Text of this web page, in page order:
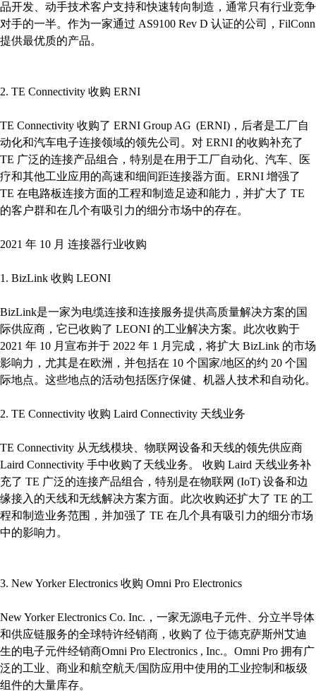
品开发、动手技术客户支持和快速转向制造，通常只有行业竞争
对手的一半。作为一家通过 AS9100 Rev D 认证的公司，FilConn
提供最优质的产品。
2. TE Connectivity 收购 ERNI
TE Connectivity 收购了 ERNI Group AG (ERNI)，后者是工厂自
动化和汽车电子连接领域的领先公司。对 ERNI 的收购补充了
TE 广泛的连接产品组合，特别是在用于工厂自动化、汽车、医
疗和其他工业应用的高速和细间距连接器方面。ERNI 增强了
TE 在电路板连接方面的工程和制造足迹和能力，并扩大了 TE
的客户群和在几个有吸引力的细分市场中的存在。
2021 年 10 月 连接器行业收购
1. BizLink 收购 LEONI
BizLink是一家为电缆连接和连接服务提供高质量解决方案的国
际供应商，它已收购了 LEONI 的工业解决方案。此次收购于
2021 年 10 月宣布并于 2022 年 1 月完成，将扩大 BizLink 的市场
影响力，尤其是在欧洲，并包括在 10 个国家/地区的约 20 个国
际地点。这些地点的活动包括医疗保健、机器人技术和自动化。
2. TE Connectivity 收购 Laird Connectivity 天线业务
TE Connectivity 从无线模块、物联网设备和天线的领先供应商
Laird Connectivity 手中收购了天线业务。 收购 Laird 天线业务补
充了 TE 广泛的连接产品组合，特别是在物联网 (IoT) 设备和边
缘接入的天线和无线解决方案方面。此次收购还扩大了 TE 的工
程和制造业务范围，并加强了 TE 在几个具有吸引力的细分市场
中的影响力。
3. New Yorker Electronics 收购 Omni Pro Electronics
New Yorker Electronics Co. Inc.，一家无源电子元件、分立半导体
和供应链服务的全球特许经销商，收购了 位于德克萨斯州艾迪
生的电子元件经销商Omni Pro Electronics , Inc.。Omni Pro 拥有广
泛的工业、商业和航空航天/国防应用中使用的工业控制和板级
组件的大量库存。